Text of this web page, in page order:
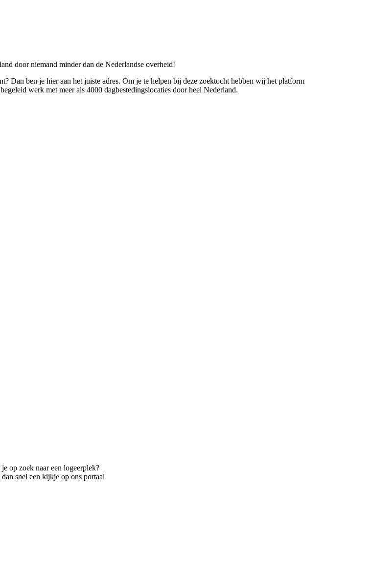
door niemand minder dan de Nederlandse overheid!
Dan ben je hier aan het juiste adres. Om je te helpen bij deze zoektocht hebben wij het platform
werk met meer als 4000 dagbestedingslocaties door heel Nederland.
op zoek naar een logeerplek?
dan snel een kijkje op ons portaal